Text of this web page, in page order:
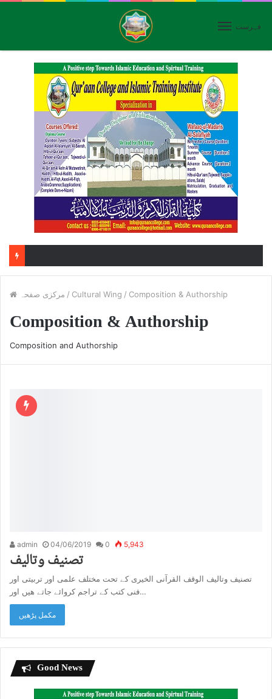
فہرست
مرکزی صفحہ / Cultural Wing / Composition & Authorship
Composition & Authorship
Composition and Authorship
admin 04/06/2019 0 5,943
تصنیف وتالیف
تصنیف وتالیف الوقف القرآنی الخیری کے تحت مختلف علمی اور تربیتی اور
فنی کتب کے تراجم کروائے جاتے هیں اور…
مکمل پڑھیں
Good News